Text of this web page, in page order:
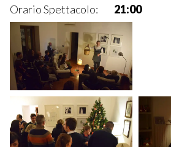
Orario Spettacolo:
21:00